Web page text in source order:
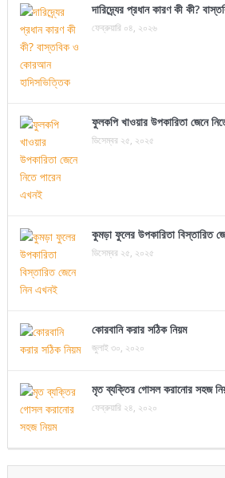
দারিদ্র্যের প্রধান কারণ কী কী?
ফেব্রুয়ারি ০৪, ২০২৬
ফুলকপি খাওয়ার উপকারিতা জেনে
ডিসেম্বর ২৫, ২০২৫
কুমড়া ফুলের উপকারিতা বিস্তারিত
ডিসেম্বর ২৫, ২০২৫
কোরবানি করার সঠিক নিয়ম
জুলাই ৩০, ২০২০
মৃত ব্যক্তির গোসল করানোর সহজ
ফেব্রুয়ারি ২৪, ২০২০